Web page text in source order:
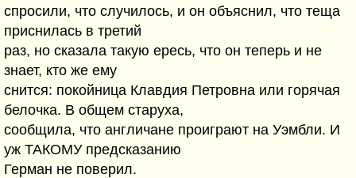
спросили, что случилось, и он объяснил, что теща
приснилась в третий
раз, но сказала такую ересь, что он теперь и не
знает, кто же ему
снится: покойница Клавдия Петровна или горячая
белочка. В общем старуха,
сообщила, что англичане проиграют на Уэмбли. И
уж ТАКОМУ предсказанию
Герман не поверил.